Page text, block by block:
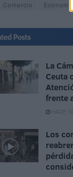
Comercio Economía
Posts
La
Ceuta
frente
HACE
Los